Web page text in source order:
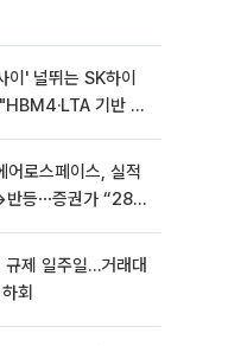
이' 널뛰는 SK하이
기반 펀
어로스페이스, 실적
반등⋯증권가 “28년
규제 일주일…거래대
회